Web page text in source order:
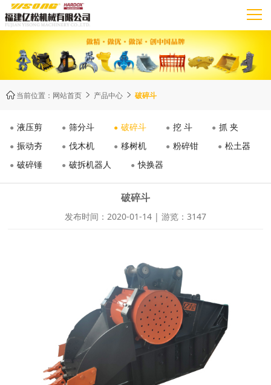
当前位置： 网站首页  产品中心  破碎斗
液压剪 筛分斗 破碎斗 挖 斗
抓 夹
振动夯
伐木机 移树机 粉碎钳
松土器
破碎锤
破拆机器人 快换器
破碎斗
发布时间：2020-01-14 | 游览：3147